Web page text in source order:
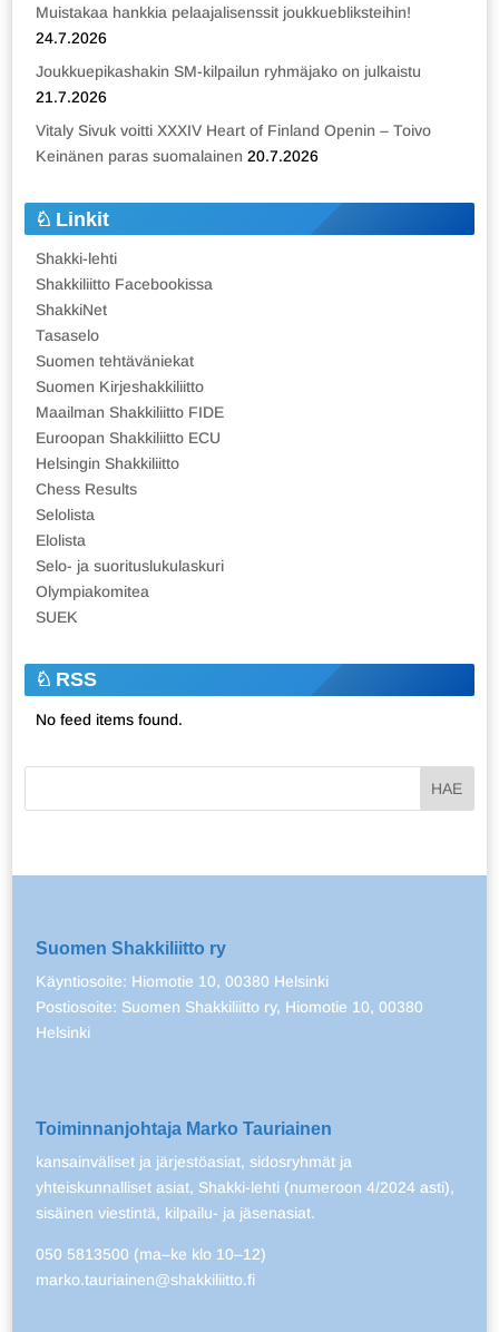
Muistakaa hankkia pelaajalisenssit joukkuebliksteihin!
24.7.2026
Joukkuepikashakin SM-kilpailun ryhmäjako on julkaistu
21.7.2026
Vitaly Sivuk voitti XXXIV Heart of Finland Openin – Toivo
Keinänen paras suomalainen 20.7.2026
Linkit
Shakki-lehti
Shakkiliitto Facebookissa
ShakkiNet
Tasaselo
Suomen tehtäväniekat
Suomen Kirjeshakkiliitto
Maailman Shakkiliitto FIDE
Euroopan Shakkiliitto ECU
Helsingin Shakkiliitto
Chess Results
Selolista
Elolista
Selo- ja suorituslukulaskuri
Olympiakomitea
SUEK
RSS
No feed items found.
Suomen Shakkiliitto ry
Käyntiosoite: Hiomotie 10, 00380 Helsinki
Postiosoite: Suomen Shakkiliitto ry, Hiomotie 10, 00380
Helsinki
Toiminnanjohtaja Marko Tauriainen
kansainväliset ja järjestöasiat, sidosryhmät ja
yhteiskunnalliset asiat, Shakki-lehti (numeroon 4/2024 asti),
sisäinen viestintä, kilpailu- ja jäsenasiat.
050 5813500 (ma–ke klo 10–12)
marko.tauriainen@shakkiliitto.fi